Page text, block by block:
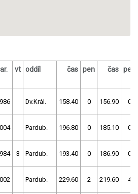
vt oddíl čas pen čas pen
Dv.Král. 158.40 0 156.90 0
Pardub. 196.80 0 185.10 0
3 Pardub. 193.40 0 186.90 0
Pardub. 229.60 2 219.60 4